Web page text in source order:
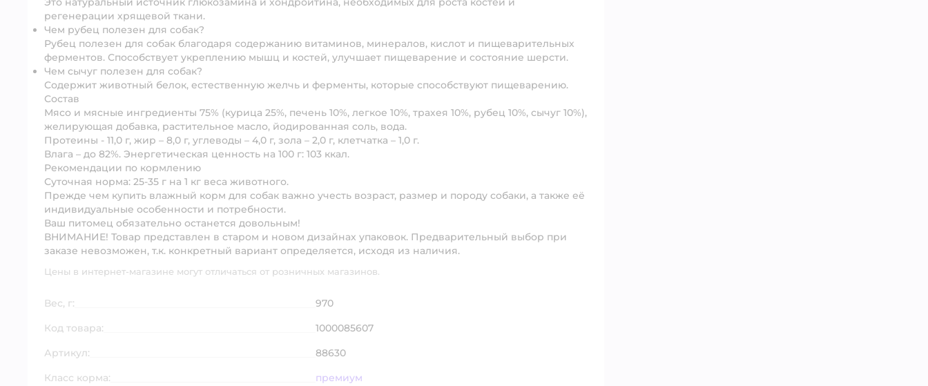
регенерации хрящевой ткани.
Чем рубец полезен для собак?
Рубец полезен для собак благодаря содержанию витаминов, минералов, кислот и пищеварительных
ферментов. Способствует укреплению мышц и костей, улучшает пищеварение и состояние шерсти.
Чем сычуг полезен для собак?
Содержит животный белок, естественную желчь и ферменты, которые способствуют пищеварению.
Состав
Мясо и мясные ингредиенты 75% (курица 25%, печень 10%, легкое 10%, трахея 10%, рубец 10%, сычуг 10%),
желирующая добавка, растительное масло, йодированная соль, вода.
Протеины - 11,0 г, жир – 8,0 г, углеводы – 4,0 г, зола – 2,0 г, клетчатка – 1,0 г.
Влага – до 82%. Энергетическая ценность на 100 г: 103 ккал.
Рекомендации по кормлению
Суточная норма: 25-35 г на 1 кг веса животного.
Прежде чем купить влажный корм для собак важно учесть возраст, размер и породу собаки, а также её
индивидуальные особенности и потребности.
Ваш питомец обязательно останется довольным!
ВНИМАНИЕ! Товар представлен в старом и новом дизайнах упаковок. Предварительный выбор при
заказе невозможен, т.к. конкретный вариант определяется, исходя из наличия.
Цены в интернет-магазине могут отличаться от розничных магазинов.
Вес, г:
970
Код товара:
1000085607
Артикул:
88630
Класс корма:
премиум